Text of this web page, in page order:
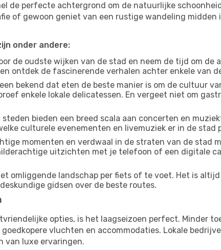
de perfecte achtergrond om de natuurlijke
of gewoon geniet van een rustige wandeling midden
onder andere:
de oudste wijken van de stad en neem de tijd om de
ontdek de fascinerende verhalen achter enkele van
bekend dat eten de beste manier is om de cultuur
enkele lokale delicatessen. En vergeet niet om
steden bieden een breed scala aan concerten en
culturele evenementen en livemuziek er in de stad
momenten en verdwaal in de straten van de stad
uitzichten met je telefoon of een digitale
omliggende landschap per fiets of te voet. Het is
gidsen over de beste routes.
opties, is het laagseizoen perfect. Minder
vluchten en accommodaties. Lokale
van luxe ervaringen.